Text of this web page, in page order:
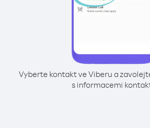
Vyberte kontakt ve Viberu a
s informacemi